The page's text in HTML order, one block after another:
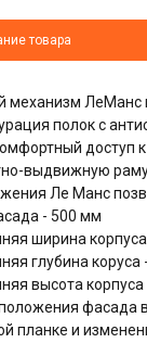
товара
ЛеМанс
полок с
доступ
выдвижную
Ле Манс
- 500 мм
ширина
глубина коруса
высота
фасада
планке и